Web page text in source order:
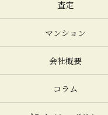
査定
マンション
会社概要
コラム